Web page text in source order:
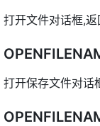
打开文件对话框,返
打开保存文件对话